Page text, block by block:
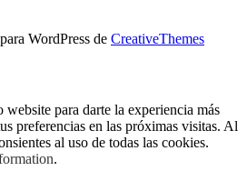
WordPress de CreativeThemes
website para darte la experiencia más
preferencias en las próximas visitas. Al
al uso de todas las cookies.
.